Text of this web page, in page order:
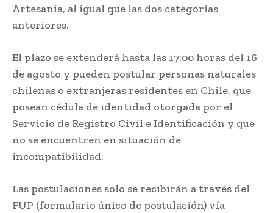
Artesanía, al igual que las dos categorías
anteriores.
El plazo se extenderá hasta las 17:00 horas del 16
de agosto y pueden postular personas naturales
chilenas o extranjeras residentes en Chile, que
posean cédula de identidad otorgada por el
Servicio de Registro Civil e Identificación y que
no se encuentren en situación de
incompatibilidad.
Las postulaciones solo se recibirán a través del
FUP (formulario único de postulación) vía